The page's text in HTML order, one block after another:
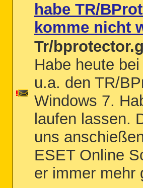
habe TR/
komme nicht
Tr/
Habe heute
u.a. den TR/
Windows 7.
laufen lassen.
uns
ESET Online
er immer mehr